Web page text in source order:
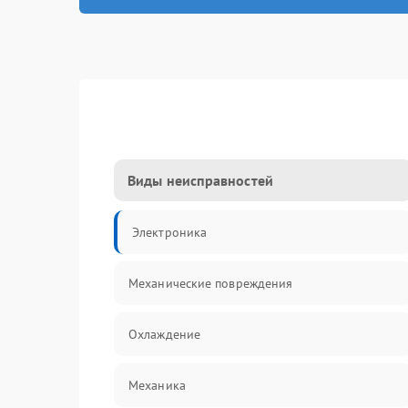
Виды неисправностей
Электроника
Механические повреждения
Охлаждение
Механика